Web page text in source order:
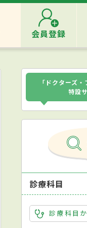
会員登録
「ドクターズ
特設
診療科目
診療科目